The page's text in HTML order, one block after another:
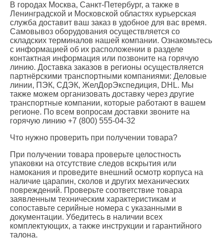
В городах Москва, Санкт-Петербург, а также в
Ленинградской и Московской областях курьерская
служба доставит ваш заказ в удобное для вас время.
Самовывоз оборудования осуществляется со
складских терминалов нашей компании. Ознакомьтесь
с информацией об их расположении в разделе
контактная информация или позвоните на горячую
линию. Доставка заказов в регионы осуществляется
партнёрскими транспортными компаниями: Деловые
линии, ПЭК, СДЭК, ЖелДорЭкспедиция, DHL. Мы
также можем организовать доставку через другие
транспортные компании, которые работают в вашем
регионе. По всем вопросам доставки звоните на
горячую линию +7 (800) 555-04-32
Что нужно проверить при получении товара?
При получении товара проверьте целостность
упаковки на отсутствие следов вскрытия или
намокания и проведите внешний осмотр корпуса на
наличие царапин, сколов и других механических
повреждений. Проверьте соответствие товара
заявленным техническим характеристикам и
сопоставьте серийные номера с указанными в
документации. Убедитесь в наличии всех
комплектующих, а также инструкции и гарантийного
талона.